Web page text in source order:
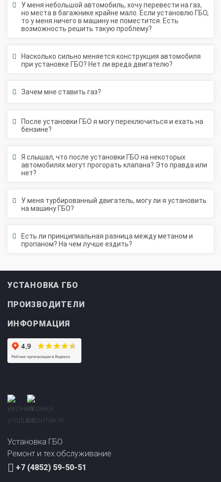
О автосервисе
Отзывы клиентов
2-го поколения 4-го поколения
5-го поколения
OMVL LOVATO KME Digitronic
Цена на установку ГБО
Техобслуживание ГБО
Замена датчика давления
Замена баллона
Установка редуктора
Регистрация ГБО в ГИБДД
Свидетельство на ГБО
У меня небольшой автомобиль, хочу перевести на газ,
но места в багажнике крайне мало. Если установлю ГБО,
то у меня ничего в машину не поместится. Есть
возможность решить такую проблему?
Насколько сильно меняется конструкция автомобиля
при установке ГБО? Нет ли вреда двигателю?
Зачем мне ставить газ?
После установки ГБО я могу переключиться и ехать на
бензине?
Я слышал, что после установки ГБО на некоторых
автомобилях могут прогорать клапана? Это правда или
нет?
У меня турбированный двигатель, могу ли я установить
на машину ГБО?
Есть ли принципиальная разница между метаном и
пропаном? На чем лучше ездить?
УСТАНОВКА ГБО
ПРОИЗВОДИТЕЛИ
ИНФОРМАЦИЯ
Установка ГБО
Ремонт и тех.обслуживание
+7 (4852) 59-50-51